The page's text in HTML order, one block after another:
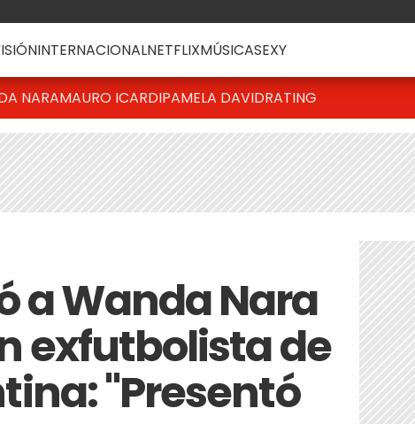
INTERNACIONALNETFLIXMÚSICASEXY
NARAMAURO ICARDIPAMELA DAVIDRATING
a Wanda Nara
exfutbolista de
"Presentó